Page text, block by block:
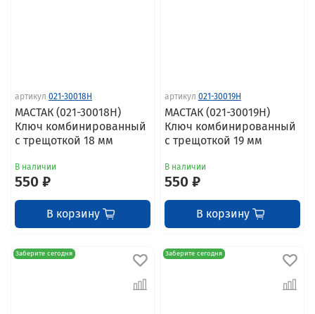
артикул 021-30018H
МАСТАК (021-30018H)
Ключ комбинированный
с трещоткой 18 мм
В наличии
550 ₽
В корзину
артикул 021-30019H
МАСТАК (021-30019H)
Ключ комбинированный
с трещоткой 19 мм
В наличии
550 ₽
В корзину
Заберите сегодня Заберите сегодня